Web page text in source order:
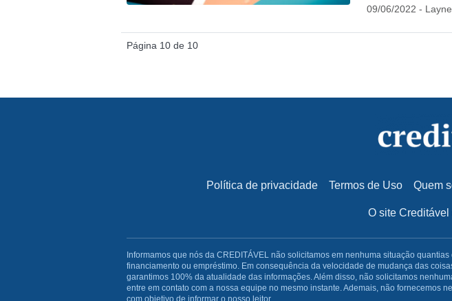
09/06/2022 -
Página 10 de 10
Política de privacidade Termos de Uso Quem
O site
Informamos que nós da CREDITÁVEL não solicitamos em nenhuma situação
financiamento ou empréstimo. Em consequência da velocidade de mudança das
garantimos 100% da atualidade das informações. Além disso, não solicitamos
entre em contato com a nossa equipe no mesmo instante. Ademais, não fornecemos
com objetivo de informar o nosso leitor.